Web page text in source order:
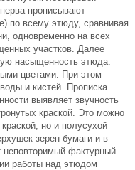
прописывают
по всему этюду, сравнивая
одновременно на всех
участков. Далее
насыщенность этюда.
цветами. При этом
и кистей. Прописка
выявляет звучность
краской. Это можно
но и полусухой
зерен бумаги и в
неповторимый фактурный
работы над этюдом